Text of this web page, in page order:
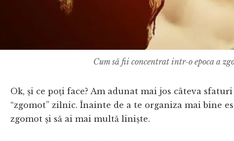
Cum să fii concentrat intr-o epoca a
Ok, și ce poți face? Am adunat mai jos câteva
“zgomot” zilnic. Înainte de a te organiza mai bine
zgomot și să ai mai multă liniște.